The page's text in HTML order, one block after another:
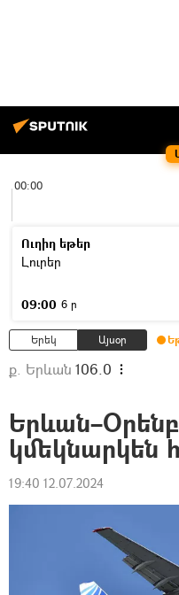
00:00
Ուղիղ եթեր
Լուրեր
09:00 6 ր
Երեկ Այսօր
ք. Երևան 106.0
կմեկնարկեն
19:40 12.07.2024